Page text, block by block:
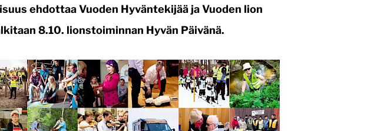
ehdottaa Vuoden Hyväntekijää ja Vuoden lion
8.10. lionstoiminnan Hyvän Päivänä.